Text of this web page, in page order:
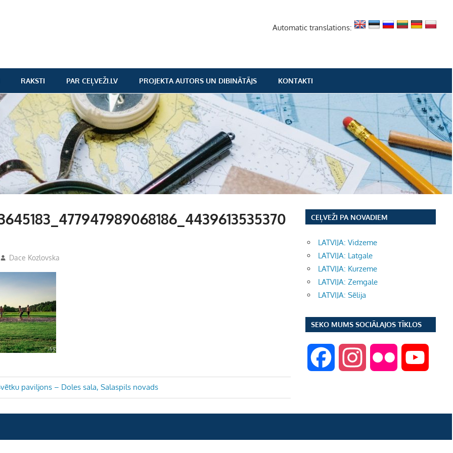
Automatic translations:
RAKSTI PAR CEĻVEŽI.LV PROJEKTA AUTORS UN DIBINĀTĀJS KONTAKTI
Dace Kozlovska
paviljons – Doles sala, Salaspils novads
CEĻVEŽI PA NOVADIEM
LATVIJA: Vidzeme
LATVIJA: Latgale
LATVIJA: Kurzeme
LATVIJA: Zemgale
LATVIJA: Sēlija
SEKO MUMS SOCIĀLAJOS TĪKLOS
c
e
s
t
i
c
u
T